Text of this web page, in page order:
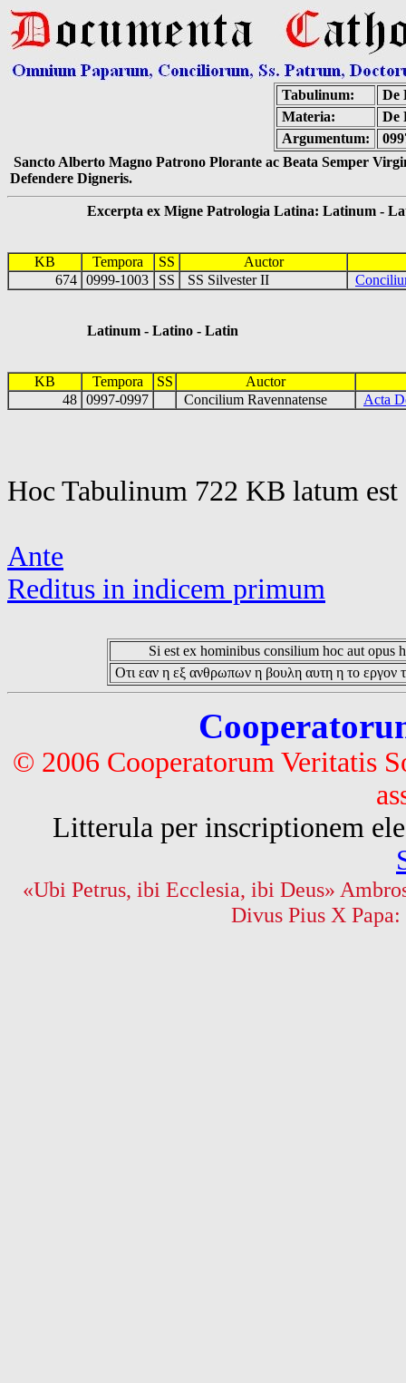
Tabulinum:
De
Materia:
De
Argumentum:
Sancto Alberto Magno Patrono Plorante ac Beata Semper
Defendere Digneris.
Excerpta ex Migne Patrologia Latina: Latinum -
KB Tempora SS
Auctor
674 0999-1003 SS SS Silvester II
Latinum - Latino - Latin
KB Tempora SS
Auctor
48 0997-0997 Concilium Ravennatense Acta
Hoc Tabulinum 722 KB latum
Ante
Reditus in indicem primum
Si est ex hominibus consilium hoc aut opus
Οτι εαν η εξ ανθρωπων η βουλη αυτη η το εργον
© 2006 Cooperatorum Veritatis
Litterula per inscriptionem
«Ubi Petrus, ibi Ecclesia, ibi Deus»
Divus Pius X Papa: